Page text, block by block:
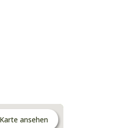
ansehen